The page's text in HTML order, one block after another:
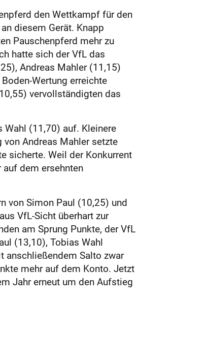
den Wettkampf für den
diesem Gerät. Knapp
Pauschenpferd mehr zu
hatte sich der VfL das
Andreas Mahler (11,15)
Wertung erreichte
vervollständigten das
Wahl (11,70) auf. Kleinere
Andreas Mahler setzte
sicherte. Weil der Konkurrent
dem ersehnten
von Simon Paul (10,25) und
VfL-Sicht überhart zur
am Sprung Punkte, der VfL
(13,10), Tobias Wahl
anschließendem Salto zwar
mehr auf dem Konto. Jetzt
Jahr erneut um den Aufstieg